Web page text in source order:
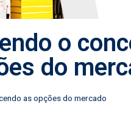
o
do
as opções do mercado